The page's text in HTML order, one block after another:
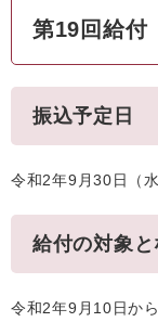
第19回給付
振込予定日
令和2年9月30日（
給付の対象
令和2年9月10日か